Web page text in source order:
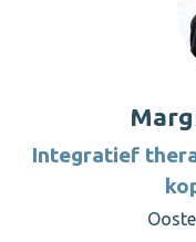
Integratief